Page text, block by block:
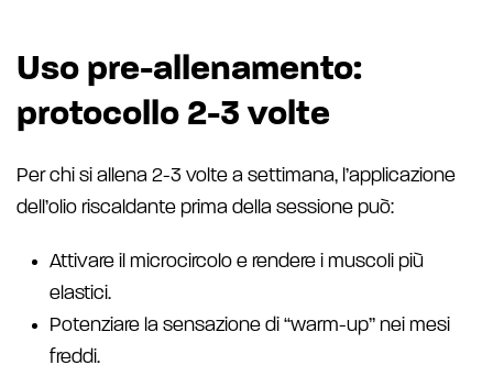
Uso pre-allenamento:
protocollo 2-3 volte
Per chi si allena 2-3 volte a settimana, l’applicazione
dell’olio riscaldante prima della sessione può:
Attivare il microcircolo e rendere i muscoli più
elastici.
Potenziare la sensazione di “warm-up” nei mesi
freddi.